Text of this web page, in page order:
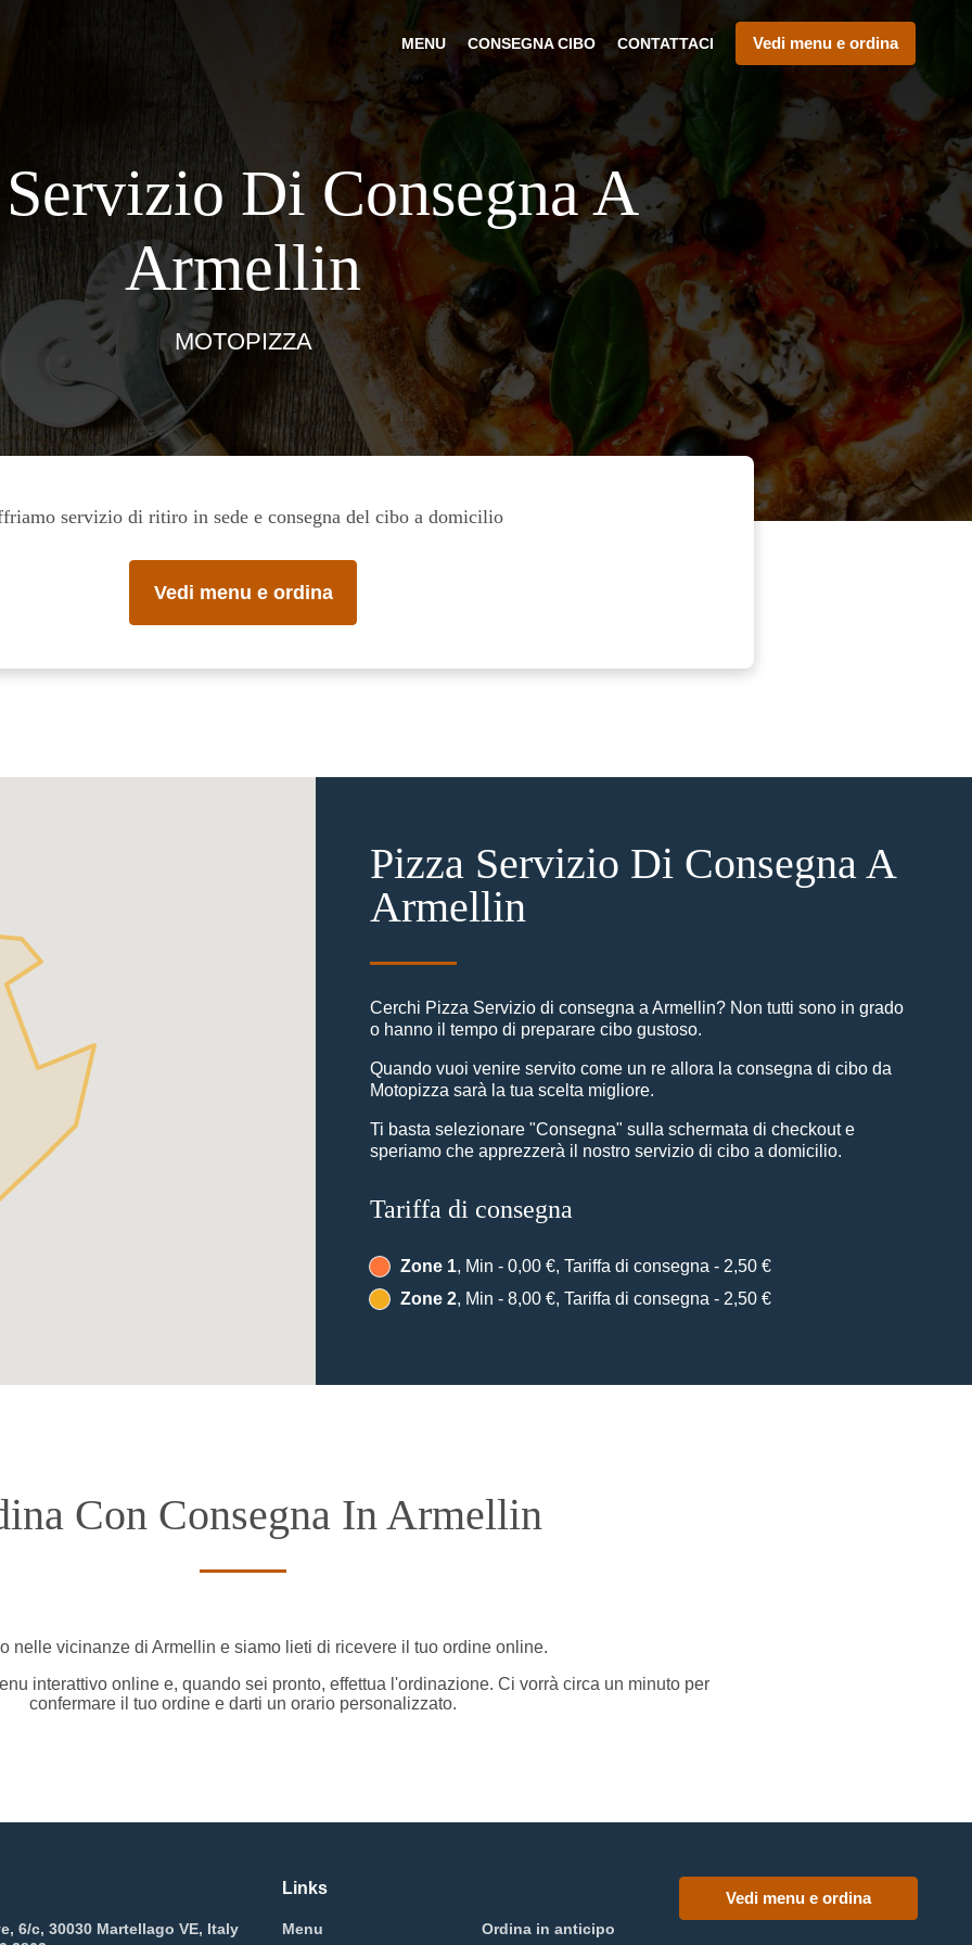
MENU CONSEGNA CIBO CONTATTACI Vedi menu e ordina
Di Consegna A
Armellin
MOTOPIZZA
servizio di ritiro in sede e consegna del cibo a domicilio
Vedi menu e ordina
Pizza Servizio Di Consegna A
Armellin
Cerchi Pizza Servizio di consegna a Armellin? Non tutti sono in grado
o hanno il tempo di preparare cibo gustoso.
Quando vuoi venire servito come un re allora la consegna di cibo da
Motopizza sarà la tua scelta migliore.
Ti basta selezionare "Consegna" sulla schermata di checkout e
speriamo che apprezzerà il nostro servizio di cibo a domicilio.
Tariffa di consegna
Zone 1, Min - 0,00 €, Tariffa di consegna - 2,50 €
Zone 2, Min - 8,00 €, Tariffa di consegna - 2,50 €
Con Consegna In Armellin
nelle vicinanze di Armellin e siamo lieti di ricevere il tuo ordine online.
interattivo online e, quando sei pronto, effettua l'ordinazione. Ci vorrà circa un minuto per
confermare il tuo ordine e darti un orario personalizzato.
6/c, 30030 Martellago VE, Italy
Links
Menu Ordina in anticipo
Vedi menu e ordina